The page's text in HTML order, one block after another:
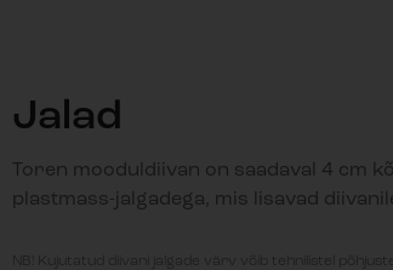
Jalad
Toren mooduldiivan on saadaval 4 cm
plastmass-jalgadega, mis lisavad
NB! Kujutatud diivani jalgade värv võib tehnilistel